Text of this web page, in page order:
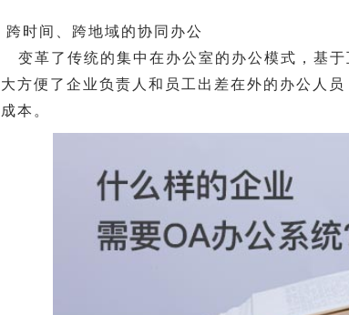
跨时间、跨地域的协同办公
变革了传统的集中在办公室的办公模式，基
方便了企业负责人和员工出差在外的办公人
本。